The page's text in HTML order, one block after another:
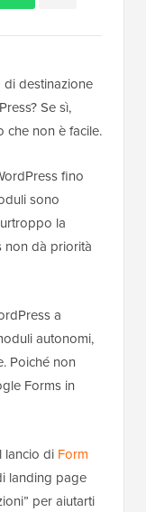
destinazione
Se sì,
che non è facile.
fino
sono
la
non dà priorità
a
autonomi,
Poiché non
Forms in
lancio di Form
landing page
per aiutarti